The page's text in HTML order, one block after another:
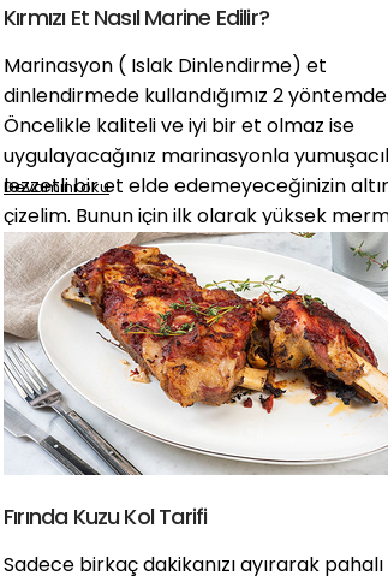
Kırmızı Et Nasıl Marine Edilir?
Marinasyon ( Islak Dinlendirme) et
dinlendirmede kullandığımız 2
Öncelikle kaliteli ve iyi bir et olmaz ise
uygulayacağınız marinasyonla
lezzetli bir et elde edemeyeceğinizin
çizelim. Bunun için ilk olarak yüksek
yapıda ve kaliteli et seçmelisiniz.
Devamını oku
Fırında Kuzu Kol Tarifi
Sadece birkaç dakikanızı ayırarak pahalı